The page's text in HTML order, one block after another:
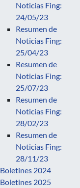
Noticias Fing:
24/05/23
Resumen de
Noticias Fing:
25/04/23
Resumen de
Noticias Fing:
25/07/23
Resumen de
Noticias Fing:
28/02/23
Resumen de
Noticias Fing:
28/11/23
Boletines 2024
Boletines 2025